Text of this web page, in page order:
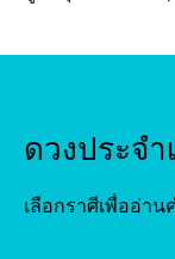
ดวงประจ
เลือกราศีเพื่ออ่าน